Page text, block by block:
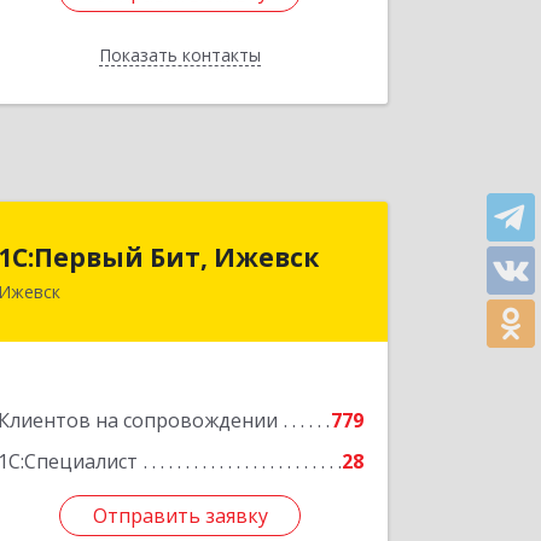
Показать контакты
Назад
1С:Первый Бит, Ижевск
Ижевск
Клиентов на сопровождении
779
1С:Специалист
28
Отправить заявку
1С:Первый Бит, Ижевск
426008, Удмуртская Респ, Ижевск г,
Отправить заявку